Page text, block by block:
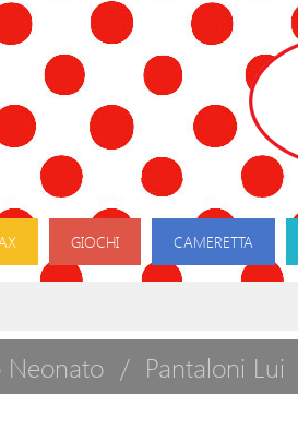
GIOCHI CAMERETTA
Neonato Pantaloni Lui